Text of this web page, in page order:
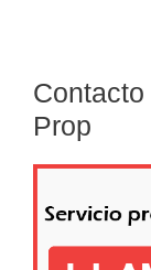
Prop